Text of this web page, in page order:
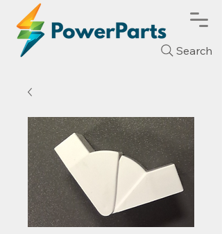
Search